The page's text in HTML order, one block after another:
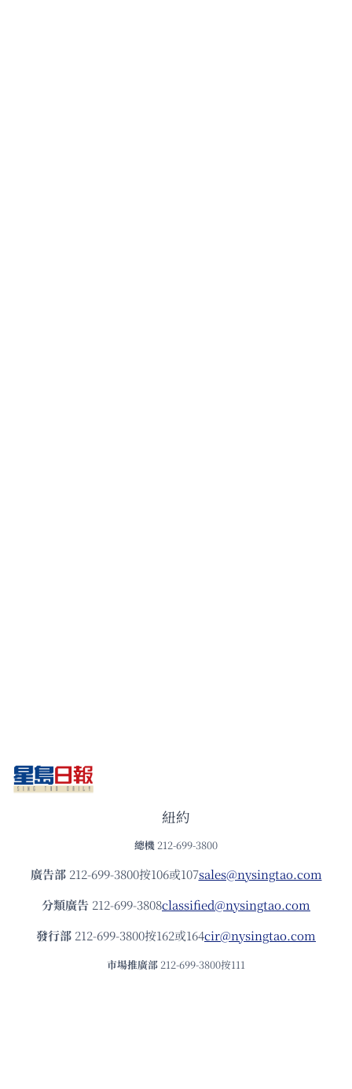
紐約
總機 212-699-3800
廣告部212-699-3800按106或107sales@nysingtao.com
分類廣告 212-699-3808classified@nysingtao.com
發⾏部 212-699-3800按162或164cir@nysingtao.com
市場推廣部 212-699-3800按111